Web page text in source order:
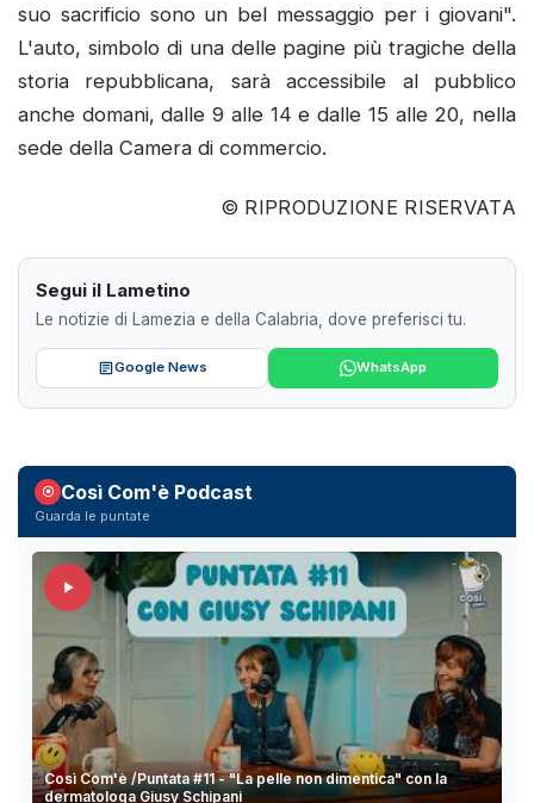
suo sacrificio sono un bel messaggio per i giovani".
L'auto, simbolo di una delle pagine più tragiche della
storia repubblicana, sarà accessibile al pubblico
anche domani, dalle 9 alle 14 e dalle 15 alle 20, nella
sede della Camera di commercio.
© RIPRODUZIONE RISERVATA
Segui il Lametino
Le notizie di Lamezia e della Calabria, dove preferisci tu.
Google News WhatsApp
Così Com'è Podcast
Guarda le puntate
Così Com'è /Puntata #11 - "La pelle non dimentica" con la
dermatologa Giusy Schipani